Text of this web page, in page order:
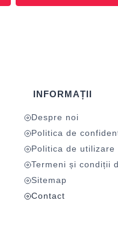
INFORMAȚII
Despre noi
Politica de
Politica de utilizare
Termeni și condiții
Sitemap
Contact